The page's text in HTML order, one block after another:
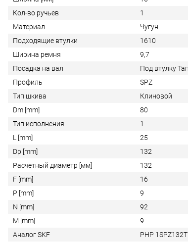
Кол-во ручьев
1
Материал
Чугун
Подходящие втулки
1610
Ширина ремня
9,7
Посадка на вал
Под втулку
Профиль
SPZ
Тип шкива
Клиновой
Dm [mm]
80
Тип исполнения
1
L [mm]
25
Dp [mm]
132
Расчетный диаметр [мм]
132
F [mm]
16
P [mm]
9
N [mm]
92
M [mm]
9
Аналог SKF
PHP